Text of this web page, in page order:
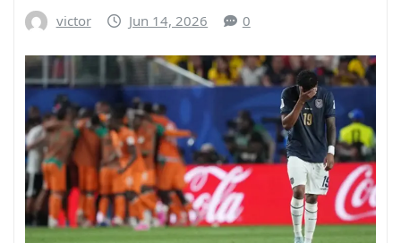
victor Jun 14, 2026 0